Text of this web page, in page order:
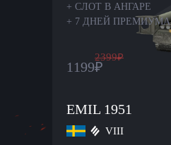
+ СЛОТ В АНГАРЕ
+ 7 ДНЕЙ ПРЕМИУМА
2399₽
1199₽
EMIL 1951
VIII